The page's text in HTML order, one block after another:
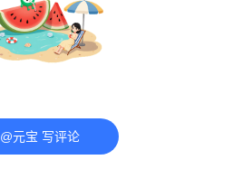
@元宝 写评论